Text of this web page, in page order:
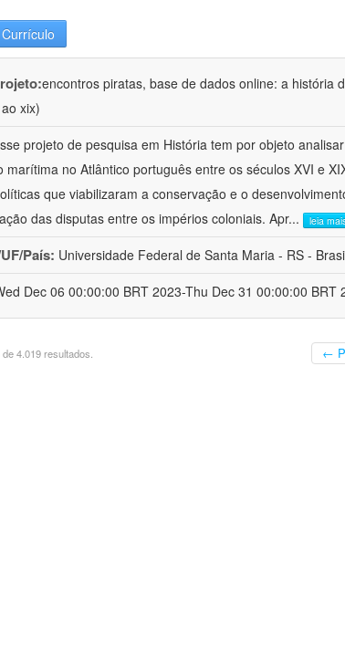
Currículo
encontros piratas, base de dados online: a história
xix)
projeto de pesquisa em História tem por objeto
marítima no Atlântico português entre os séculos XVI e
que viabilizaram a conservação e o
das disputas entre os impérios coloniais. Apr... leia
País: Universidade Federal de Santa Maria - RS -
Dec 06 00:00:00 BRT 2023-Thu Dec 31 00:00:00 BRT
4.019 resultados. ←